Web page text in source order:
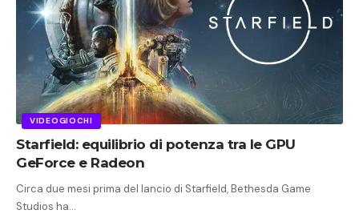
VIDEOGIOCHI
Starfield: equilibrio di potenza tra le GPU
GeForce e Radeon
Circa due mesi prima del lancio di Starfield, Bethesda Game
Studios ha…